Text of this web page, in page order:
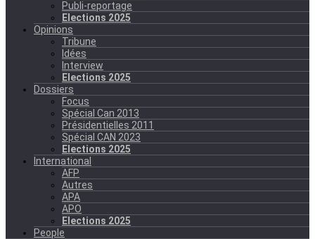
Publi-reportage
Elections 2025
Opinions
Tribune
Idées
Interview
Elections 2025
Dossiers
Focus
Spécial Can 2013
Présidentielles 2011
Spécial CAN 2023
Elections 2025
International
AFP
Autres
APA
APO
Elections 2025
People